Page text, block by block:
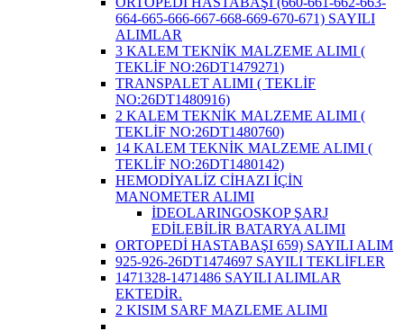
664-665-666-667-668-669-670-671) SAYILI
ALIMLAR
3 KALEM TEKNİK MALZEME ALIMI (
TEKLİF NO:26DT1479271)
TRANSPALET ALIMI ( TEKLİF
NO:26DT1480916)
2 KALEM TEKNİK MALZEME ALIMI (
TEKLİF NO:26DT1480760)
14 KALEM TEKNİK MALZEME ALIMI (
TEKLİF NO:26DT1480142)
HEMODİYALİZ CİHAZI İÇİN
MANOMETER ALIMI
İDEOLARINGOSKOP ŞARJ
EDİLEBİLİR BATARYA ALIMI
ORTOPEDİ HASTABAŞI 659) SAYILI ALIM
925-926-26DT1474697 SAYILI TEKLİFLER
1471328-1471486 SAYILI ALIMLAR
EKTEDİR.
2 KISIM SARF MAZLEME ALIMI